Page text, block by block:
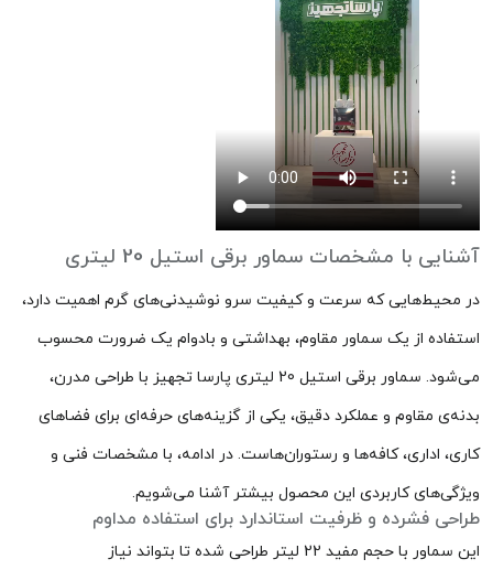
آشنایی با مشخصات سماور برقی استیل 20 لیتری
در محیط‌هایی که سرعت و کیفیت سرو نوشیدنی‌های گرم اهمیت دارد،
استفاده از یک سماور مقاوم، بهداشتی و بادوام یک ضرورت محسوب
می‌شود. سماور برقی استیل 20 لیتری پارسا تجهیز با طراحی مدرن،
بدنه‌ی مقاوم و عملکرد دقیق، یکی از گزینه‌های حرفه‌ای برای فضاهای
کاری، اداری، کافه‌ها و رستوران‌هاست. در ادامه، با مشخصات فنی و
ویژگی‌های کاربردی این محصول بیشتر آشنا می‌شویم.
طراحی فشرده و ظرفیت استاندارد برای استفاده مداوم
این سماور با حجم مفید 22 لیتر طراحی شده تا بتواند نیاز